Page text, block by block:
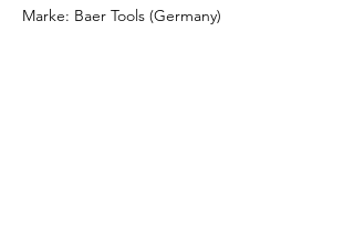
Marke: Baer Tools (Germany)